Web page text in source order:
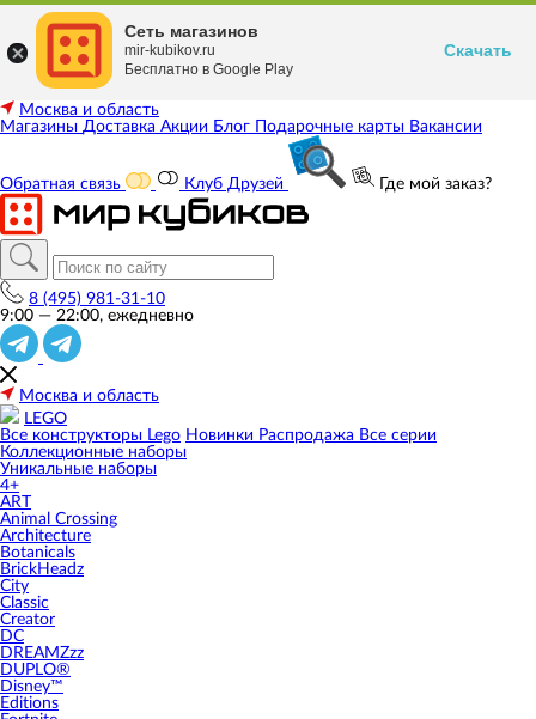
Москва и область
Магазины Доставка Акции Блог Подарочные карты Вакансии
Обратная связь Клуб Друзей Где мой заказ?
8 (495) 981-31-10
9:00 — 22:00, ежедневно
Москва и область
LEGO
Все конструкторы Lego Новинки Распродажа Все серии
Коллекционные наборы
Уникальные наборы
4+
ART
Animal Crossing
Architecture
Botanicals
BrickHeadz
City
Classic
Creator
DC
DREAMZzz
DUPLO®
Disney™
Editions
Сеть магазинов
mir-kubikov.ru
Бесплатно в Google Play
Скачать